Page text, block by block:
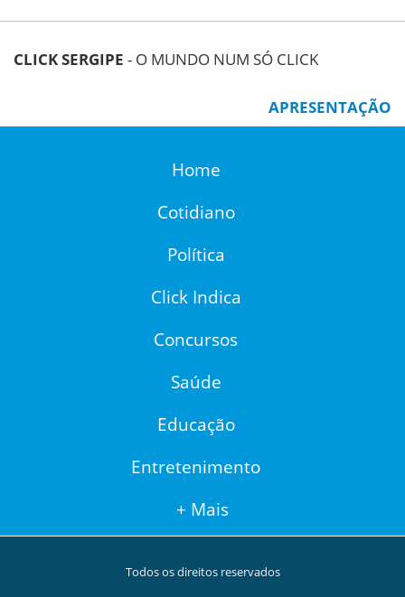
CLICK SERGIPE - O MUNDO NUM SÓ CLICK
APRESENTAÇÃO
Home
Cotidiano
Política
Click Indica
Concursos
Saúde
Educação
Entretenimento
+ Mais
Todos os direitos reservados